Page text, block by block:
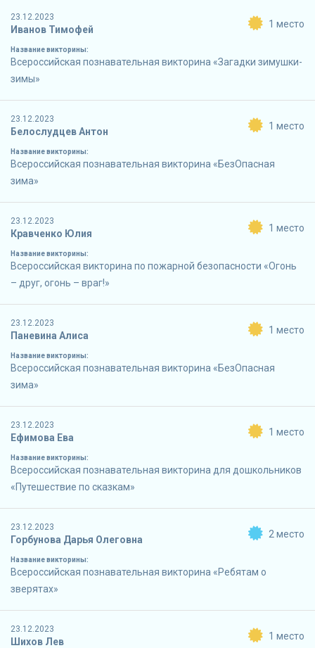
23.12.2023
Иванов Тимофей
Название викторины:
Всероссийская познавательная викторина «Загадки зимушки-
зимы»
1 место
23.12.2023
Белослудцев Антон
Название викторины:
Всероссийская познавательная викторина «БезОпасная
зима»
1 место
23.12.2023
Кравченко Юлия
Название викторины:
Всероссийская викторина по пожарной безопасности «Огонь
– друг, огонь – враг!»
1 место
23.12.2023
Паневина Алиса
Название викторины:
Всероссийская познавательная викторина «БезОпасная
зима»
1 место
23.12.2023
Ефимова Ева
Название викторины:
Всероссийская познавательная викторина для дошкольников
«Путешествие по сказкам»
1 место
23.12.2023
Горбунова Дарья Олеговна
Название викторины:
Всероссийская познавательная викторина «Ребятам о
зверятах»
2 место
23.12.2023
Шихов Лев 1 место